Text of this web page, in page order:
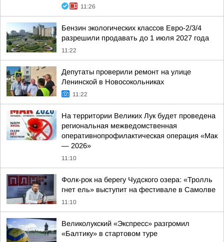
11:26
Бензин экологических классов Евро-2/3/4
разрешили продавать до 1 июля 2027 года
11:22
Депутаты проверили ремонт на улице
Ленинской в Новосокольниках
11:22
На территории Великих Лук будет проведена
региональная межведомственная
оперативнопрофилактическая операция «Мак
— 2026»
11:10
Фолк-рок на берегу Чудского озера: «Тролль
гнет ель» выступит на фестивале в Самолве
11:10
Великолукский «Экспресс» разгромил
«Балтику» в стартовом туре